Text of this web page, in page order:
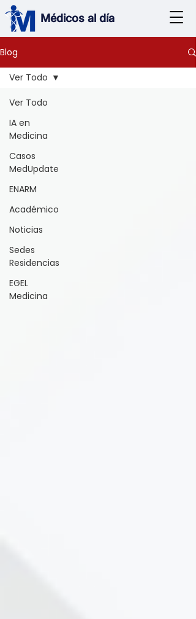
Médicos al día
Blog
Ver Todo
IA en
Medicina
Casos
MedUpdate
ENARM
Académico
Noticias
Sedes
Residencias
EGEL
Medicina
Ver Todo